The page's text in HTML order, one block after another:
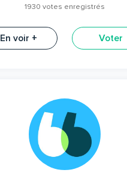
1930 votes enregistrés
En voir + Voter